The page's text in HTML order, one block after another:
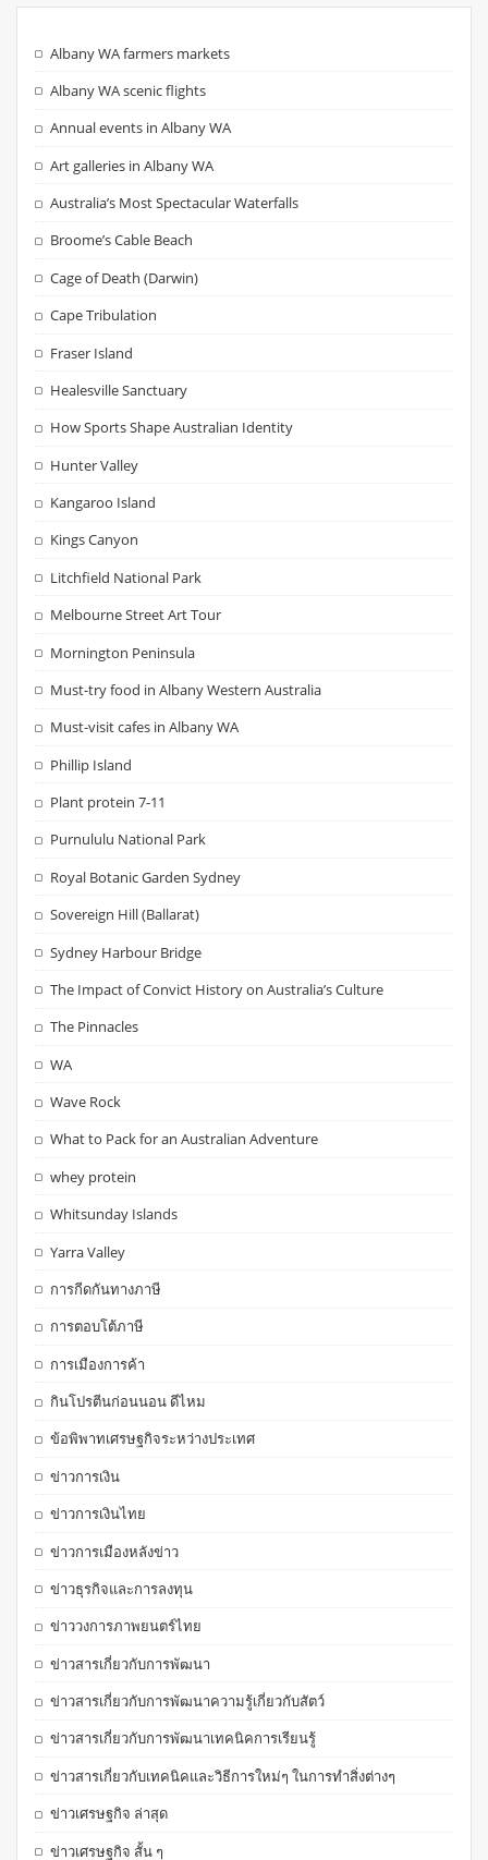
Albany WA farmers markets
Albany WA scenic flights
Annual events in Albany WA
Art galleries in Albany WA
Australia’s Most Spectacular Waterfalls
Broome’s Cable Beach
Cage of Death (Darwin)
Cape Tribulation
Fraser Island
Healesville Sanctuary
How Sports Shape Australian Identity
Hunter Valley
Kangaroo Island
Kings Canyon
Litchfield National Park
Melbourne Street Art Tour
Mornington Peninsula
Must-try food in Albany Western Australia
Must-visit cafes in Albany WA
Phillip Island
Plant protein 7-11
Purnululu National Park
Royal Botanic Garden Sydney
Sovereign Hill (Ballarat)
Sydney Harbour Bridge
The Impact of Convict History on Australia’s Culture
The Pinnacles
WA
Wave Rock
What to Pack for an Australian Adventure
whey protein
Whitsunday Islands
Yarra Valley
การกีดกันทางภาษี
การตอบโต้ภาษี
การเมืองการค้า
กินโปรตีนก่อนนอน ดีไหม
ข้อพิพาทเศรษฐกิจระหว่างประเทศ
ข่าวการเงิน
ข่าวการเงินไทย
ข่าวการเมืองหลังข่าว
ข่าวธุรกิจและการลงทุน
ข่าววงการภาพยนตร์ไทย
ข่าวสารเกี่ยวกับการพัฒนา
ข่าวสารเกี่ยวกับการพัฒนาความรู้เกี่ยวกับสัตว์
ข่าวสารเกี่ยวกับการพัฒนาเทคนิคการเรียนรู้
ข่าวสารเกี่ยวกับเทคนิคและวิธีการใหม่ๆ ในการทำสิ่งต่างๆ
ข่าวเศรษฐกิจ ล่าสุด
ข่าวเศรษฐกิจ สั้น ๆ